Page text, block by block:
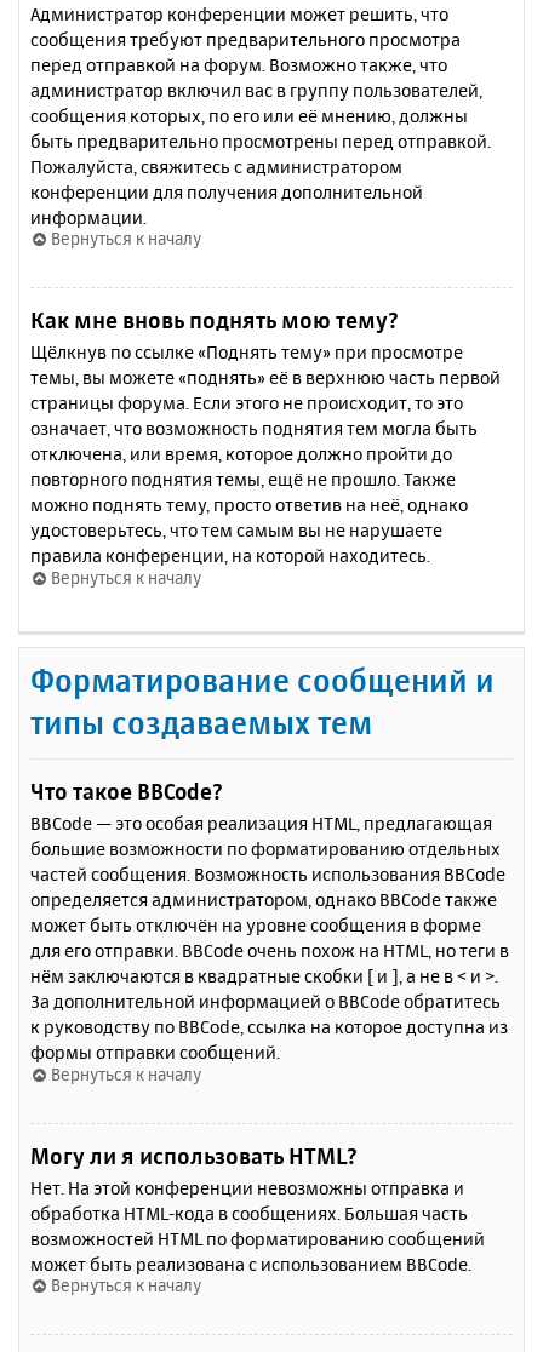
Администратор конференции может решить, что
сообщения требуют предварительного просмотра
перед отправкой на форум. Возможно также, что
администратор включил вас в группу пользователей,
сообщения которых, по его или её мнению, должны
быть предварительно просмотрены перед отправкой.
Пожалуйста, свяжитесь с администратором
конференции для получения дополнительной
информации.
Вернуться к началу
Как мне вновь поднять мою тему?
Щёлкнув по ссылке «Поднять тему» при просмотре
темы, вы можете «поднять» её в верхнюю часть первой
страницы форума. Если этого не происходит, то это
означает, что возможность поднятия тем могла быть
отключена, или время, которое должно пройти до
повторного поднятия темы, ещё не прошло. Также
можно поднять тему, просто ответив на неё, однако
удостоверьтесь, что тем самым вы не нарушаете
правила конференции, на которой находитесь.
Вернуться к началу
Форматирование сообщений и
типы создаваемых тем
Что такое BBCode?
BBCode — это особая реализация HTML, предлагающая
большие возможности по форматированию отдельных
частей сообщения. Возможность использования BBCode
определяется администратором, однако BBCode также
может быть отключён на уровне сообщения в форме
для его отправки. BBCode очень похож на HTML, но теги в
нём заключаются в квадратные скобки [ и ], а не в < и >.
За дополнительной информацией о BBCode обратитесь
к руководству по BBCode, ссылка на которое доступна из
формы отправки сообщений.
Вернуться к началу
Могу ли я использовать HTML?
Нет. На этой конференции невозможны отправка и
обработка HTML-кода в сообщениях. Большая часть
возможностей HTML по форматированию сообщений
может быть реализована с использованием BBCode.
Вернуться к началу